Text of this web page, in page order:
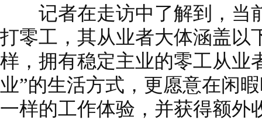
记者在走访中了解到，当
打零工，其从业者大体涵盖以
样，拥有稳定主业的零工从业
业”的生活方式，更愿意在闲
一样的工作体验，并获得额外